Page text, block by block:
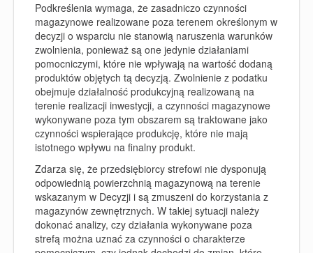
Podkreślenia wymaga, że zasadniczo czynności
magazynowe realizowane poza terenem określonym w
decyzji o wsparciu nie stanowią naruszenia warunków
zwolnienia, ponieważ są one jedynie działaniami
pomocniczymi, które nie wpływają na wartość dodaną
produktów objętych tą decyzją. Zwolnienie z podatku
obejmuje działalność produkcyjną realizowaną na
terenie realizacji inwestycji, a czynności magazynowe
wykonywane poza tym obszarem są traktowane jako
czynności wspierające produkcję, które nie mają
istotnego wpływu na finalny produkt.
Zdarza się, że przedsiębiorcy strefowi nie dysponują
odpowiednią powierzchnią magazynową na terenie
wskazanym w Decyzji i są zmuszeni do korzystania z
magazynów zewnętrznych. W takiej sytuacji należy
dokonać analizy, czy działania wykonywane poza
strefą można uznać za czynności o charakterze